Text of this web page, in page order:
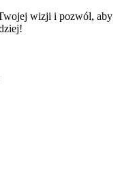
wizji i pozwól, aby